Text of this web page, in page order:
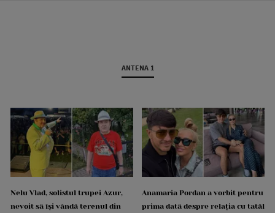
ANTENA 1
Nelu Vlad, solistul trupei Azur,
nevoit să își vândă terenul din
Anamaria Pordan a vorbit pentru
prima dată despre relația cu tatăl